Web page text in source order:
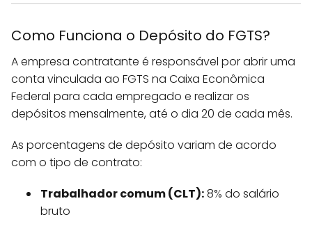
Como Funciona o Depósito do FGTS?
A empresa contratante é responsável por abrir uma
conta vinculada ao FGTS na Caixa Econômica
Federal para cada empregado e realizar os
depósitos mensalmente, até o dia 20 de cada mês.
As porcentagens de depósito variam de acordo
com o tipo de contrato:
Trabalhador comum (CLT):8% do salário
bruto